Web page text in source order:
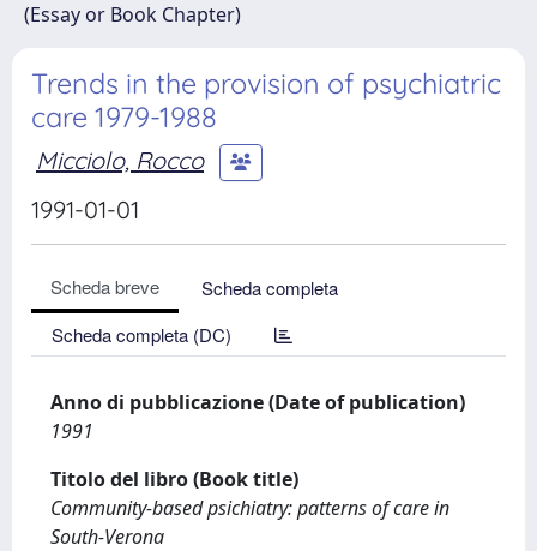
(Essay or Book Chapter)
Trends in the provision of psychiatric
care 1979-1988
Micciolo, Rocco
1991-01-01
Scheda breve
Scheda completa
Scheda completa (DC)
Anno di pubblicazione (Date of publication)
1991
Titolo del libro (Book title)
Community-based psichiatry: patterns of care in
South-Verona